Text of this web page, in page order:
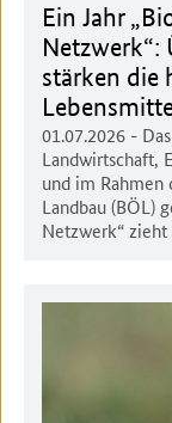
Ein Jahr
Netzwerk“:
stärken die
01.07.2026 -
Landwirtschaft,
und im Rahmen
Landbau (BÖL)
Netzwerk“